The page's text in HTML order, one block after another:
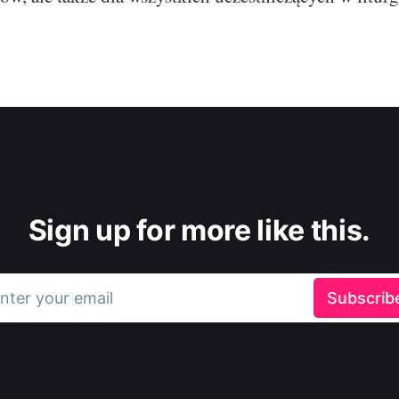
Sign up for more like this.
your email